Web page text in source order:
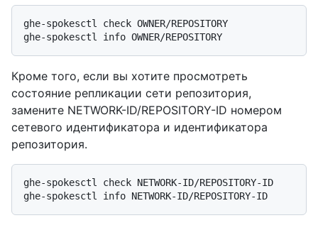
ghe-spokesctl check OWNER/REPOSITORY
Кроме того, если вы хотите просмотреть
состояние репликации сети репозитория,
замените NETWORK-ID/REPOSITORY-ID номером
сетевого идентификатора и идентификатора
репозитория.
ghe-spokesctl check NETWORK-ID/REPOSITORY-ID